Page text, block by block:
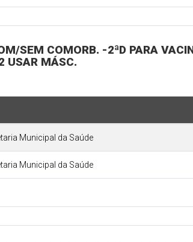
SEM COMORB. -2ªD PARA
USAR MÁSC.
Municipal da Saúde
Municipal da Saúde